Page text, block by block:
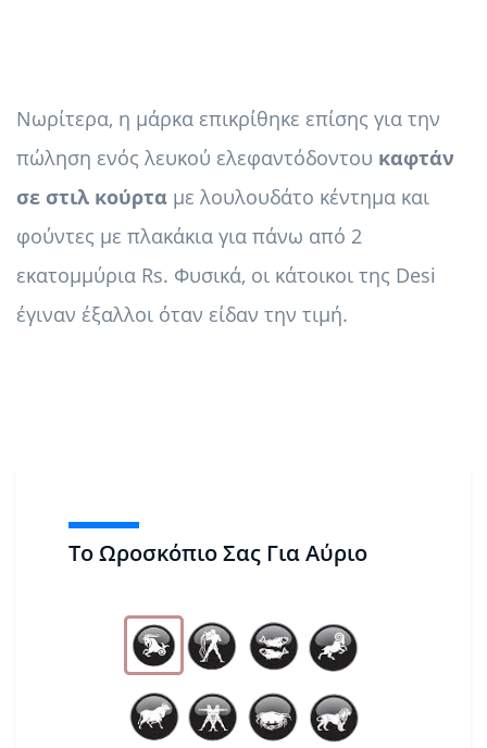
Το Ωροσκόπιο Σας Για Αύριο
Νωρίτερα, η μάρκα επικρίθηκε επίσης για την
πώληση ενός λευκού ελεφαντόδοντου καφτάν
σε στιλ κούρτα με λουλουδάτο κέντημα και
φούντες με πλακάκια για πάνω από 2
εκατομμύρια Rs. Φυσικά, οι κάτοικοι της Desi
έγιναν έξαλλοι όταν είδαν την τιμή.